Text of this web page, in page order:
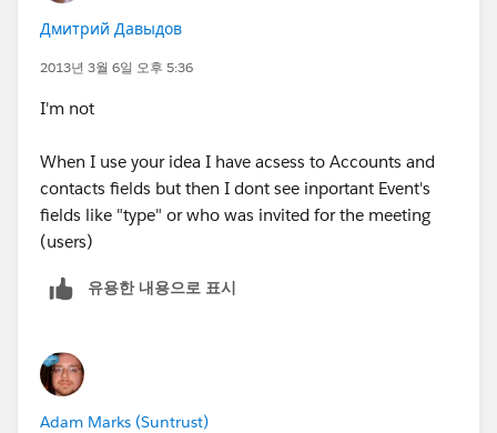
Дмитрий Давыдов
2013년 3월 6일 오후 5:36
I'm not
When I use your idea I have acsess to Accounts and
contacts fields but then I dont see inportant Event's
fields like "type" or who was invited for the meeting
(users)
유용한 내용으로 표시
Adam Marks (Suntrust)